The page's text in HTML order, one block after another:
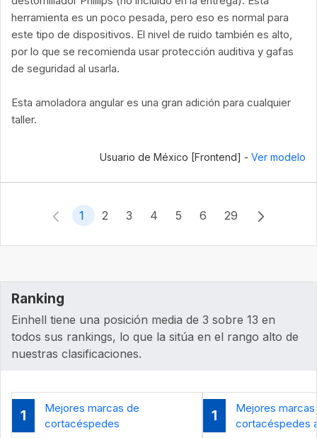
herramienta es un poco pesada, pero eso es normal para
este tipo de dispositivos. El nivel de ruido también es alto,
por lo que se recomienda usar protección auditiva y gafas
de seguridad al usarla.
Esta amoladora angular es una gran adición para cualquier
taller.
Usuario de México [Frontend] - Ver modelo
1 2 3 4 5 6 29
Ranking
Einhell tiene una posición media de 3 sobre 13 en
todos sus rankings, lo que la sitúa en el rango alto de
nuestras clasificaciones.
1
Mejores marcas de
cortacéspedes
1
Mejores
cortacéspedes